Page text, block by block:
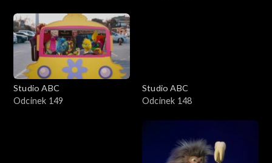
Studio ABC
Odcinek 149
Studio ABC
Odcinek 148